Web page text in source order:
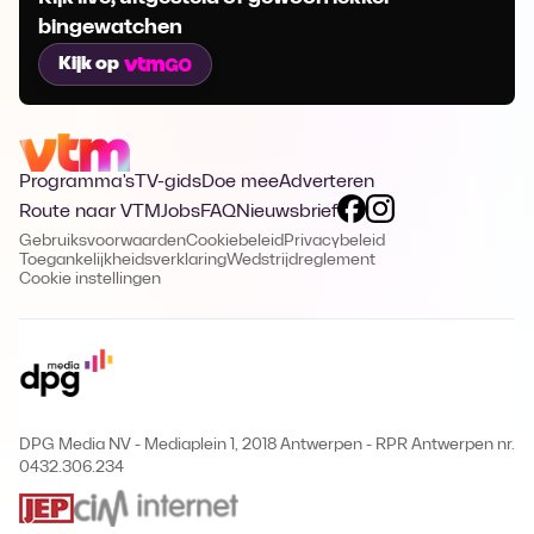
bingewatchen
Kijk op
Programma's TV-gidsDoe meeAdverteren
Route naar VTMJobsFAQNieuwsbrief
GebruiksvoorwaardenCookiebeleid Privacybeleid
ToegankelijkheidsverklaringWedstrijdreglement
Cookie instellingen
DPG Media NV - Mediaplein 1, 2018 Antwerpen - RPR Antwerpen nr.
0432.306.234